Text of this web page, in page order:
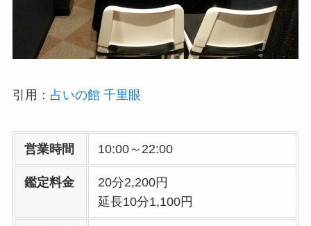
引用： 占いの館 千里眼
営業時間 10:00～22:00
鑑定料金
20分2,200円
延長10分1,100円